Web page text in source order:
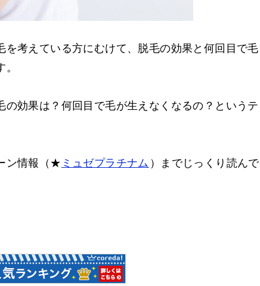
考えている方にむけて、脱毛の効果と何回目で毛
効果は？何回目で毛が生えなくなるの？というテ
ン情報（★ ミュゼプラチナム ）までじっくり読んで